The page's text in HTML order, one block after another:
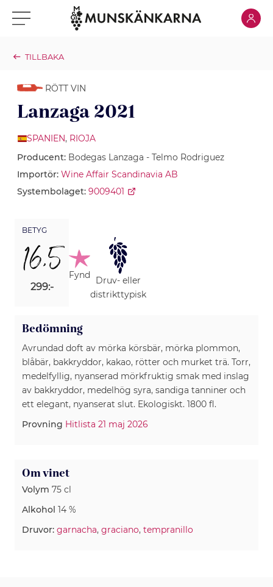
Klicka för meny Klicka
TILLBAKA
RÖTT VIN
Lanzaga 2021
SPANIEN, RIOJA
Producent: Bodegas Lanzaga - Telmo Rodriguez
Importör: Wine Affair Scandinavia AB
Systembolaget: 9009401
BETYG
16,5
299:-
Fynd
Druv- eller
distrikttypisk
Bedömning
Avrundad doft av mörka körsbär, mörka plommon,
blåbär, bakkryddor, kakao, rötter och murket trä. Torr,
medelfyllig, nyanserad mörkfruktig smak med inslag
av bakkryddor, medelhög syra, sandiga tanniner och
ett elegant, nyanserat slut. Ekologiskt. 1800 fl.
Provning Hitlista 21 maj 2026
Om vinet
Volym 75 cl
Alkohol 14 %
Druvor: garnacha, graciano, tempranillo